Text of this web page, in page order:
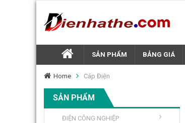
SẢN PHẨM BẢNG GIÁ
Home Cáp Điện
SẢN PHẨM
ĐIỆN CÔNG NGHIỆP